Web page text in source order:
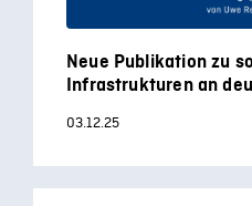
Neue Publikation zu
Infrastrukturen an
03.12.25